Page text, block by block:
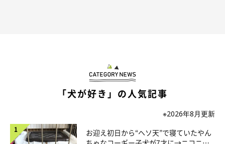
「寂しがりやで怖がりなここちゃんですが、なっちゃんがそばに
いると安心するようです。優しいなっちゃんのおかげで、ここち
「犬が好き」の人気記事
※2026年8月更新
お迎え初日から“ヘソ天”で寝ていたやん